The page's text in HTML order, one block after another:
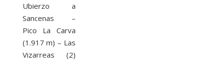
Ubierzo a
Sancenas –
Pico La Carva
(1.917 m) – Las
Vizarreas (2)